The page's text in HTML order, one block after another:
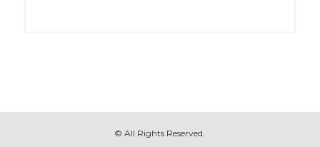
© All Rights Reserved.